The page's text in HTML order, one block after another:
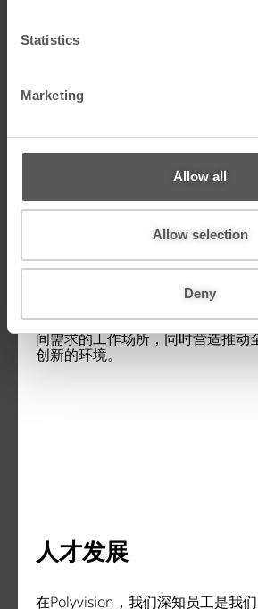
Statistics
Marketing
Allow all
Allow selection
Deny
Polyvision重视多元化，并持续致
可、尊重和包容的文化氛围。
我们坚信，族裔、家庭/婚姻状况
达、外貌、军人/退伍军人身份、
份和经历等方面的差异，往往是我
重要源泉，我们绝不歧视。
能在全球范围内取得成功。
工作场所灵活性
Polyvision致力于提供一个兼顾工
间需求的工作场所，同时营造推动
创新的环境。
人才发展
在Polyvision，我们深知员工是我